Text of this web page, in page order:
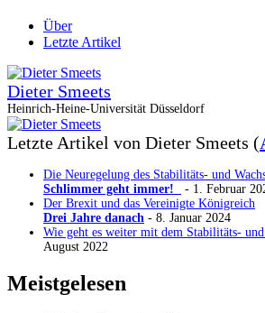
Über
Letzte Artikel
Dieter Smeets
Heinrich-Heine-Universität Düsseldorf
Letzte Artikel von Dieter Smeets (
Die Neuregelung des Stabilitäts- und
Schlimmer geht immer!
- 1. Februar
Der Brexit und das Vereinigte Königreich
Drei Jahre danach - 8. Januar 2024
Wie geht es weiter mit dem Stabilitäts- und
August 2022
Meistgelesen